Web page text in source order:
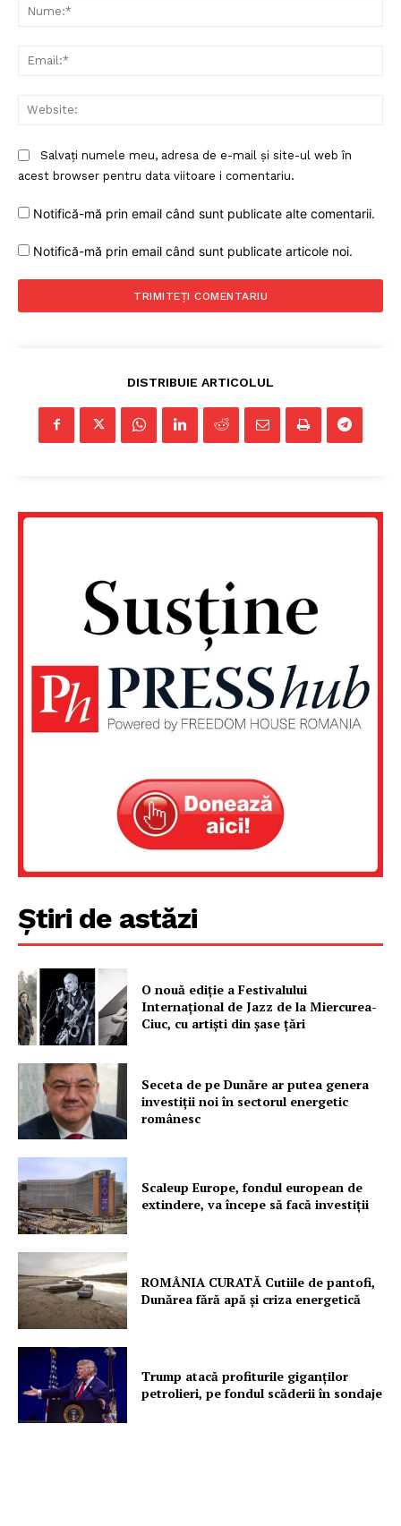
PRESShub
Despre noi / Echipa
Proiecte editoriale
Salvați numele meu, adresa de e-mail și site-ul web în
acest browser pentru data viitoare i comentariu.
Notifică-mă prin email când sunt publicate alte comentarii.
Notifică-mă prin email când sunt publicate articole noi.
DISTRIBUIE ARTICOLUL
Știri de astăzi
O nouă ediţie a Festivalului
Internaţional de Jazz de la Miercurea-
Ciuc, cu artişti din şase ţări
Seceta de pe Dunăre ar putea genera
investiții noi în sectorul energetic
românesc
Scaleup Europe, fondul european de
extindere, va începe să facă investiții
ROMÂNIA CURATĂ Cutiile de pantofi,
Dunărea fără apă și criza energetică
Trump atacă profiturile giganților
petrolieri, pe fondul scăderii în sondaje